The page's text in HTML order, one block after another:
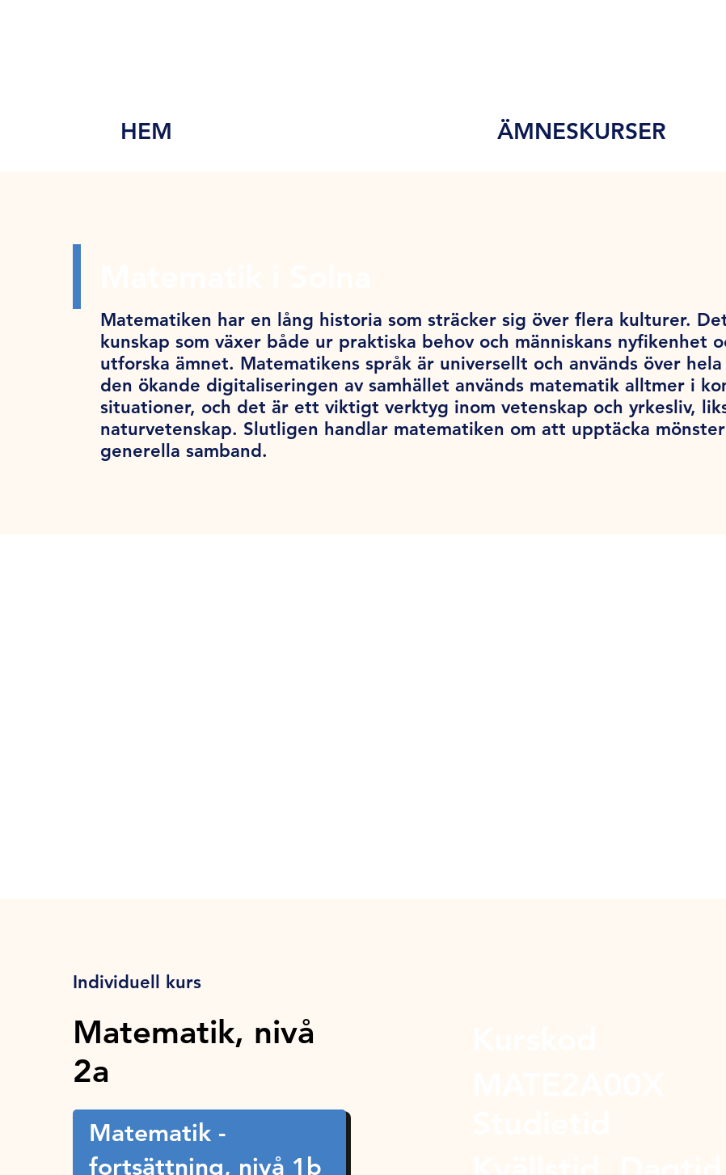
HEM ÄMNESKURSER
Matematiken har en lång historia som sträcker sig över flera kulturer.
kunskap som växer både ur praktiska behov och människans nyfikenhet
utforska ämnet. Matematikens språk är universellt och används över
den ökande digitaliseringen av samhället används matematik alltmer i
situationer, och det är ett viktigt verktyg inom vetenskap och yrkesliv,
naturvetenskap. Slutligen handlar matematiken om att upptäcka
generella samband.
Individuell kurs
Matematik, nivå
2a
Matematik -
fortsättning, nivå 1b